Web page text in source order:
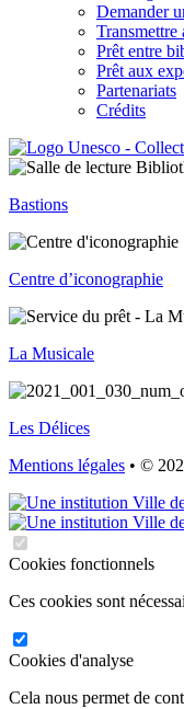
Demander
Transmettre
Prêt entre
Prêt aux
Partenariats
Crédits
Bastions
Centre d’iconographie
La Musicale
Les Délices
Mentions légales • ©
Cookies fonctionnels
Ces cookies sont
Cookies d'analyse
Cela nous permet de